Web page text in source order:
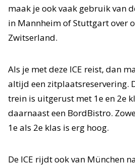
maak je ook vaak gebruik van
in Mannheim of Stuttgart over
Zwitserland.
Als je met deze ICE reist, dan
altijd een zitplaatsreservering.
trein is uitgerust met 1e en 2e
daarnaast een BordBistro.
1e als 2e klas is erg hoog.
De ICE rijdt ook van München